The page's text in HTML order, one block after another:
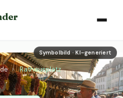
Symbolbild · KI-generiert
› Rathausplatz